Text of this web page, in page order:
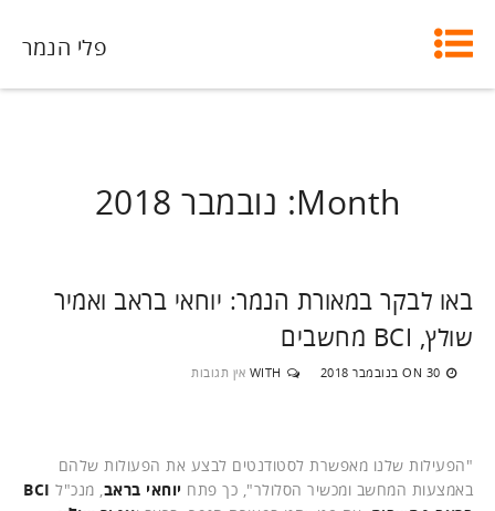
פלי הנמר
Month: נובמבר 2018
באו לבקר במאורת הנמר: יוחאי בראב ואמיר
שולץ, BCI מחשבים
ON 30 בנובמבר 2018 WITH אין תגובות
"הפעילות שלנו מאפשרת לסטודנטים לבצע את הפעולות שלהם
באמצעות המחשב ומכשיר הסלולר", כך פתח יוחאי בראב, מנכ"ל BCI